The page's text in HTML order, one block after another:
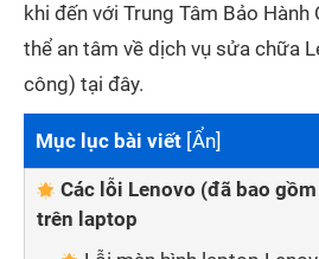
khi đến với Trung Tâm Bảo Hành
thể an tâm về dịch vụ sửa chữa
công) tại đây.
Mục lục bài viết [Ẩn]
Các lỗi Lenovo (đã bao
trên laptop